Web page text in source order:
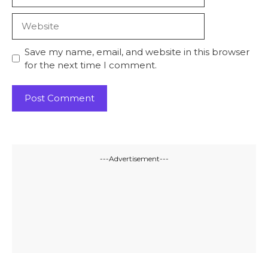
Save my name, email, and website in this browser
for the next time I comment.
---Advertisement---